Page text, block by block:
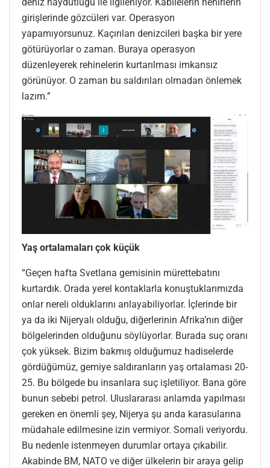
deniz haydutluğu ile ilgileniyor. Kabilelerin nehirlerin
girişlerinde gözcüleri var. Operasyon
yapamıyorsunuz. Kaçırılan denizcileri başka bir yere
götürüyorlar o zaman. Buraya operasyon
düzenleyerek rehinelerin kurtarılması imkansız
görünüyor. O zaman bu saldırıları olmadan önlemek
lazım.”
Yaş ortalamaları çok küçük
“Geçen hafta Svetlana gemisinin mürettebatını
kurtardık. Orada yerel kontaklarla konuştuklarımızda
onlar nereli olduklarını anlayabiliyorlar. İçlerinde bir
ya da iki Nijeryalı olduğu, diğerlerinin Afrika’nın diğer
bölgelerinden olduğunu söylüyorlar. Burada suç oranı
çok yüksek. Bizim bakmış olduğumuz hadiselerde
gördüğümüz, gemiye saldıranların yaş ortalaması 20-
25. Bu bölgede bu insanlara suç işletiliyor. Bana göre
bunun sebebi petrol. Uluslararası anlamda yapılması
gereken en önemli şey, Nijerya şu anda karasularına
müdahale edilmesine izin vermiyor. Somali veriyordu.
Bu nedenle istenmeyen durumlar ortaya çıkabilir.
Akabinde BM, NATO ve diğer ülkelerin bir araya gelip